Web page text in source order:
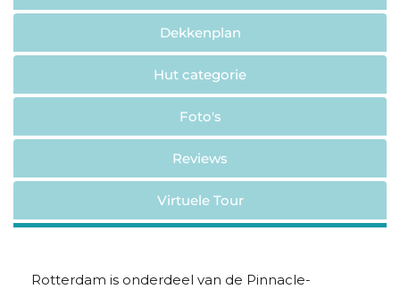
Dekkenplan
Hut categorie
Foto's
Reviews
Virtuele Tour
Rotterdam is onderdeel van de Pinnacle-